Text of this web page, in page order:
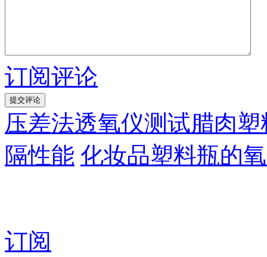
订阅评论
压差法透氧仪测试腊肉
隔性能 化妆品塑料瓶的
订阅